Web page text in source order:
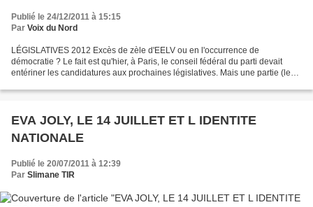
Publié le 24/12/2011 à 15:15
Par Voix du Nord
LÉGISLATIVES 2012 Excès de zèle d'EELV ou en l'occurrence de
démocratie ? Le fait est qu'hier, à Paris, le conseil fédéral du parti devait
entériner les candidatures aux prochaines législatives. Mais une partie (les
EVA JOLY, LE 14 JUILLET ET L IDENTITE
NATIONALE
Publié le 20/07/2011 à 12:39
Par Slimane TIR